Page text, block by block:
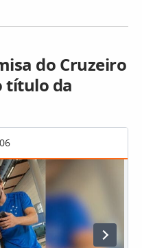
do Cruzeiro
título da